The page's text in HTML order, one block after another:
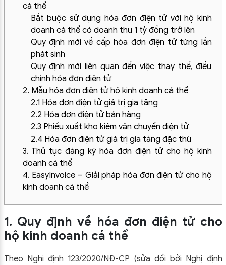
cá thể
Bắt buộc sử dụng hóa đơn điện tử với hộ kinh
doanh cá thể có doanh thu 1 tỷ đồng trở lên
Quy định mới về cấp hóa đơn điện tử từng lần
phát sinh
Quy định mới liên quan đến việc thay thế, điều
chỉnh hóa đơn điện tử
2. Mẫu hóa đơn điện tử hộ kinh doanh cá thể
2.1 Hóa đơn điện tử giá trị gia tăng
2.2 Hóa đơn điện tử bán hàng
2.3 Phiếu xuất kho kiêm vận chuyển điện tử
2.4 Hóa đơn điện tử giá trị gia tăng đặc thù
3. Thủ tục đăng ký hóa đơn điện tử cho hộ kinh
doanh cá thể
4. EasyInvoice – Giải pháp hóa đơn điện tử cho hộ
kinh doanh cá thể
1. Quy định về hóa đơn điện tử cho
hộ kinh doanh cá thể
Theo Nghị định 123/2020/NĐ-CP (sửa đổi bởi Nghị định